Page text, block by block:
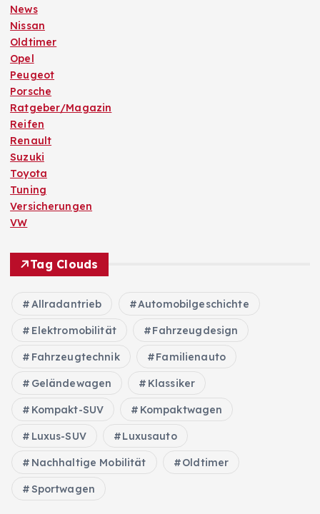
t
r
ä
g
e
News
Nissan
Oldtimer
Opel
Peugeot
Porsche
Ratgeber/Magazin
Reifen
Renault
Suzuki
Toyota
Tuning
Versicherungen
VW
Tag Clouds
Allradantrieb Automobilgeschichte
Elektromobilität Fahrzeugdesign
Fahrzeugtechnik Familienauto
Geländewagen Klassiker
Kompakt-SUV Kompaktwagen
Luxus-SUV Luxusauto
Nachhaltige Mobilität Oldtimer
Sportwagen